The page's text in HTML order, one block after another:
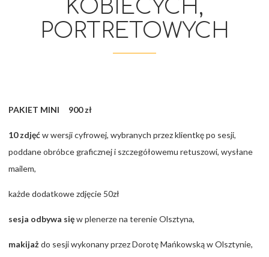
KOBIECYCH,
PORTRETOWYCH
PAKIET MINI 900 zł
10 zdjęćw wersji cyfrowej, wybranych przez klientkę po sesji,
poddane obróbce graficznej i szczegółowemu retuszowi, wysłane
mailem,
każde dodatkowe zdjęcie 50zł
sesja odbywa sięw plenerze na terenie Olsztyna,
makijaż do sesji wykonany przez Dorotę Mańkowską w Olsztynie,